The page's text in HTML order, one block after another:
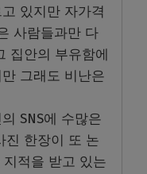
있지만 자가격
사람들과만 다
집안의 부유함에
그래도 비난은
SNS에 수많은
진 한장이 또 논
적을 받고 있는